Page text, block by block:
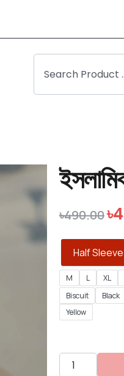
৳490.00৳
Half
M L XL
Biscuit
Black
Yellow